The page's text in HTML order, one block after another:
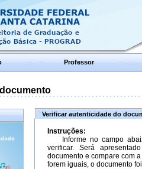
Professor
Verificar autenticidade do
Instruções:
Informe no campo
verificar. Será
documento e compare com
forem iguais, o documento